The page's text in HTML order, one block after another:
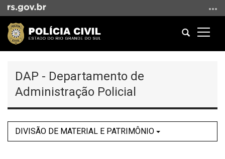
para
conteúdo
Ir
menu
Abrir
conteúdoDAP - Departamento de
Administração Policial
DIVISÃO DE MATERIAL E PATRIMÔNIO